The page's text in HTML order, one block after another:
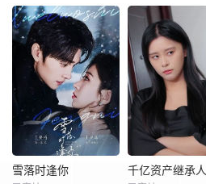
雪落时逢你 千亿资产继承人